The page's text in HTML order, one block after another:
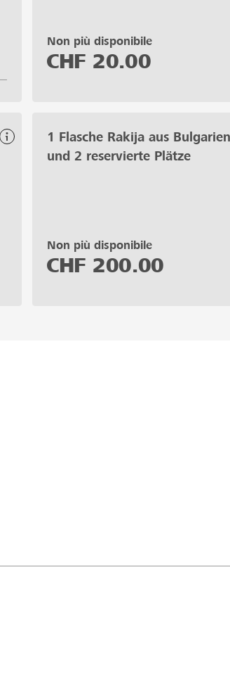
Non più disponibile
CHF 20.00
1 Flasche Rakija aus Bulgarien
und 2 reservierte Plätze
Non più disponibile
CHF 200.00